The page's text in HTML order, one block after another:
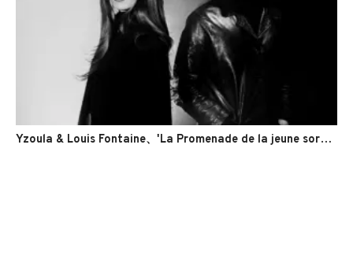
Yzoula & Louis Fontaine、'La Promenade de la jeune sorcière'のMVを公開